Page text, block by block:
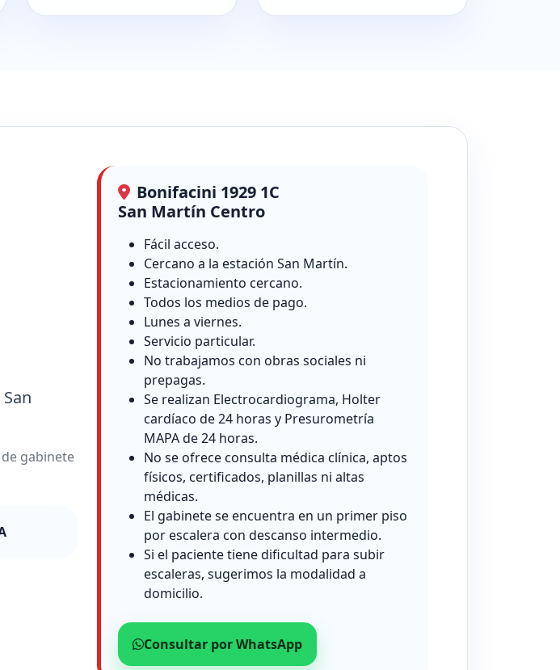
gabinete
Bonifacini 1929 1C
San Martín Centro
Fácil acceso.
Cercano a la estación San Martín.
Estacionamiento cercano.
Todos los medios de pago.
Lunes a viernes.
Servicio particular.
No trabajamos con obras sociales ni
prepagas.
Se realizan Electrocardiograma, Holter
cardíaco de 24 horas y Presurometría
MAPA de 24 horas.
No se ofrece consulta médica clínica, aptos
físicos, certificados, planillas ni altas
médicas.
El gabinete se encuentra en un primer piso
por escalera con descanso intermedio.
Si el paciente tiene dificultad para subir
escaleras, sugerimos la modalidad a
domicilio.
Consultar por WhatsApp